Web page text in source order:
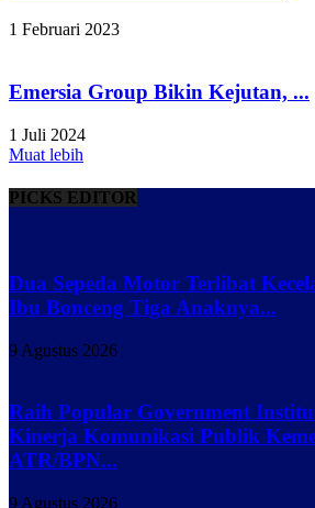
1 Februari 2023
Emersia Group Bikin Kejutan, ...
1 Juli 2024
Muat lebih
PICKS EDITOR
Dua Sepeda Motor Terlibat
Ibu Bonceng Tiga Anaknya...
9 Agustus 2026
Raih Popular Government
Kinerja Komunikasi Publik
ATR/BPN...
9 Agustus 2026